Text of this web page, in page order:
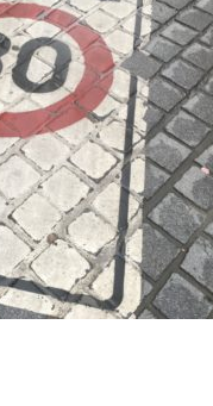
Bruxellois
après un
un